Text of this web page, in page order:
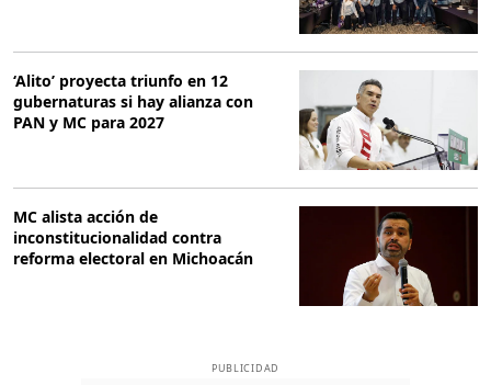
‘Alito’ proyecta triunfo en 12
gubernaturas si hay alianza con
PAN y MC para 2027
MC alista acción de
inconstitucionalidad contra
reforma electoral en Michoacán
PUBLICIDAD